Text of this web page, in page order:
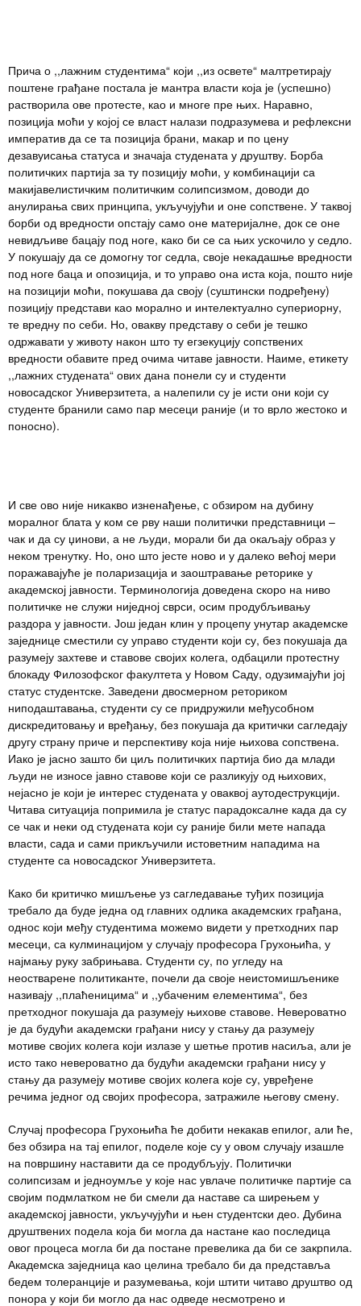
Прича о ,,лажним студентима“ који ,,из освете“ малтретирају
поштене грађане постала је мантра власти која је (успешно)
растворила ове протесте, као и многе пре њих. Наравно,
позиција моћи у којој се власт налази подразумева и рефлексни
императив да се та позиција брани, макар и по цену
дезавуисања статуса и значаја студената у друштву. Борба
политичких партија за ту позицију моћи, у комбинацији са
макијавелистичким политичким солипсизмом, доводи до
анулирања свих принципа, укључујући и оне сопствене. У таквој
борби од вредности опстају само оне материјалне, док се оне
невидљиве бацају под ноге, како би се са њих ускочило у седло.
У покушају да се домогну тог седла, своје некадашње вредности
под ноге баца и опозиција, и то управо она иста која, пошто није
на позицији моћи, покушава да своју (суштински подређену)
позицију представи као морално и интелектуално супериорну,
те вредну по себи. Но, овакву представу о себи је тешко
одржавати у животу након што ту егзекуцију сопствених
вредности обавите пред очима читаве јавности. Наиме, етикету
,,лажних студената“ ових дана понели су и студенти
новосадског Универзитета, а налепили су је исти они који су
студенте бранили само пар месеци раније (и то врло жестоко и
поносно).
И све ово није никакво изненађење, с обзиром на дубину
моралног блата у ком се рву наши политички представници –
чак и да су џинови, а не људи, морали би да окаљају образ у
неком тренутку. Но, оно што јесте ново и у далеко већој мери
поражавајуће је поларизација и заоштравање реторике у
академској јавности. Терминологија доведена скоро на ниво
политичке не служи ниједној сврси, осим продубљивању
раздора у јавности. Још један клин у процепу унутар академске
заједнице сместили су управо студенти који су, без покушаја да
разумеју захтеве и ставове својих колега, одбацили протестну
блокаду Филозофског факултета у Новом Саду, одузимајући јој
статус студентске. Заведени двосмерном реториком
ниподаштавања, студенти су се придружили међусобном
дискредитовању и вређању, без покушаја да критички сагледају
другу страну приче и перспективу која није њихова сопствена.
Иако је јасно зашто би циљ политичких партија био да млади
људи не износе јавно ставове који се разликују од њихових,
нејасно је који је интерес студената у оваквој аутодеструкцији.
Читава ситуација попримила је статус парадоксалне када да су
се чак и неки од студената који су раније били мете напада
власти, сада и сами прикључили истоветним нападима на
студенте са новосадског Универзитета.
Како би критичко мишљење уз сагледавање туђих позиција
требало да буде једна од главних одлика академских грађана,
однос који међу студентима можемо видети у претходних пар
месеци, са кулминацијом у случају професора Грухоњића, у
најмању руку забрињава. Студенти су, по угледу на
неостварене политиканте, почели да своје неистомишљенике
називају ,,плаћеницима“ и ,,убаченим елементима“, без
претходног покушаја да разумеју њихове ставове. Невероватно
је да будући академски грађани нису у стању да разумеју
мотиве својих колега који излазе у шетње против насиља, али је
исто тако невероватно да будући академски грађани нису у
стању да разумеју мотиве својих колега које су, увређене
речима једног од својих професора, затражиле његову смену.
Случај професора Грухоњића ће добити некакав епилог, али ће,
без обзира на тај епилог, поделе које су у овом случају изашле
на површину наставити да се продубљују. Политички
солипсизам и једноумље у које нас увлаче политичке партије са
својим подмлатком не би смели да наставе са ширењем у
академској јавности, укључујући и њен студентски део. Дубина
друштвених подела која би могла да настане као последица
овог процеса могла би да постане превелика да би се закрпила.
Академска заједница као целина требало би да представља
бедем толеранције и разумевања, који штити читаво друштво од
понора у који би могло да нас одведе несмотрено и